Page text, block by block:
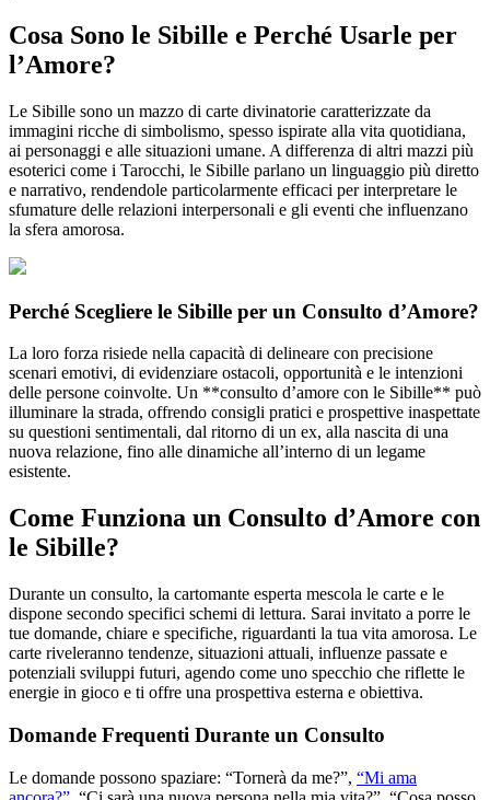
Cosa Sono le Sibille e Perché Usarle per
l’Amore?
Le Sibille sono un mazzo di carte divinatorie caratterizzate da
immagini ricche di simbolismo, spesso ispirate alla vita quotidiana,
ai personaggi e alle situazioni umane. A differenza di altri mazzi più
esoterici come i Tarocchi, le Sibille parlano un linguaggio più diretto
e narrativo, rendendole particolarmente efficaci per interpretare le
sfumature delle relazioni interpersonali e gli eventi che influenzano
la sfera amorosa.
Perché Scegliere le Sibille per un Consulto d’Amore?
La loro forza risiede nella capacità di delineare con precisione
scenari emotivi, di evidenziare ostacoli, opportunità e le intenzioni
delle persone coinvolte. Un **consulto d’amore con le Sibille** può
illuminare la strada, offrendo consigli pratici e prospettive inaspettate
su questioni sentimentali, dal ritorno di un ex, alla nascita di una
nuova relazione, fino alle dinamiche all’interno di un legame
esistente.
Come Funziona un Consulto d’Amore con
le Sibille?
Durante un consulto, la cartomante esperta mescola le carte e le
dispone secondo specifici schemi di lettura. Sarai invitato a porre le
tue domande, chiare e specifiche, riguardanti la tua vita amorosa. Le
carte riveleranno tendenze, situazioni attuali, influenze passate e
potenziali sviluppi futuri, agendo come uno specchio che riflette le
energie in gioco e ti offre una prospettiva esterna e obiettiva.
Domande Frequenti Durante un Consulto
Le domande possono spaziare: “Tornerà da me?”, “Mi ama